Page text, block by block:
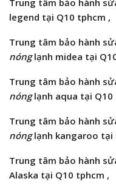
legend tại Q10 tphcm ,
Trung tâm bảo hành
nónglạnh midea tại
Trung tâm bảo hành
nónglạnh aqua tại Q10
Trung tâm bảo hành
nónglạnh kangaroo tại
Trung tâm bảo hành
Alaska tại Q10 tphcm ,